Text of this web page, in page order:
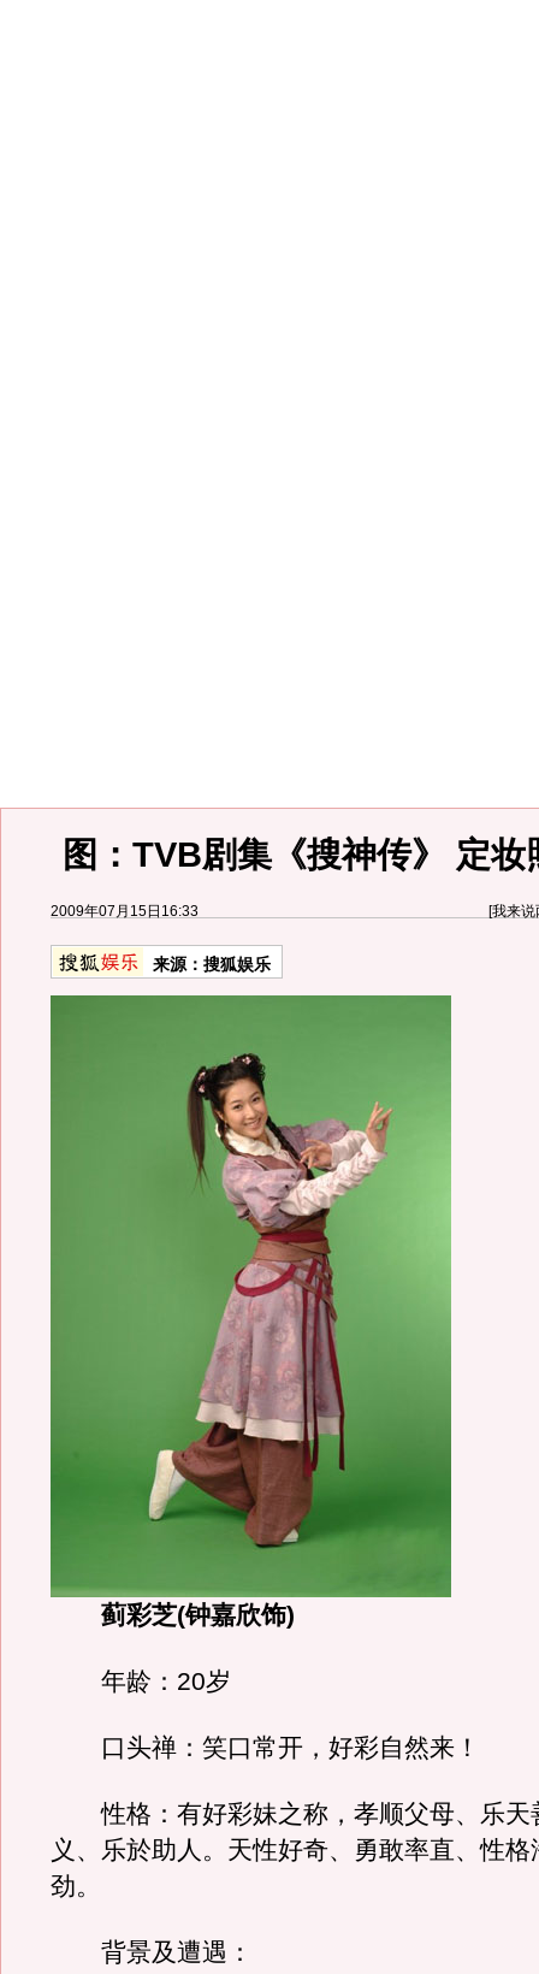
图：TVB剧集《搜神传》 定
2009年07月15日16:33 [我来说
来源： 搜狐娱乐
蓟彩芝(钟嘉欣饰)
年龄：20岁
口头禅：笑口常开，好彩自然来！
性格：有好彩妹之称，孝顺父母、乐天
义、乐於助人。天性好奇、勇敢率直、性格
劲。
背景及遭遇：